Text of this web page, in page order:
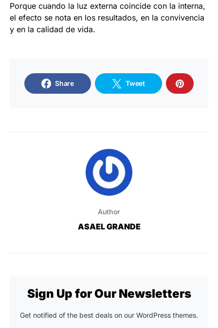
Porque cuando la luz externa coincide con la interna,
el efecto se nota en los resultados, en la convivencia
y en la calidad de vida.
Share Tweet
Author
ASAEL GRANDE
Sign Up for Our Newsletters
Get notified of the best deals on our WordPress themes.